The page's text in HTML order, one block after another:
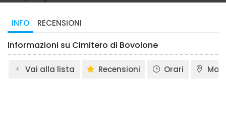
INFO RECENSIONI
Informazioni su Cimitero di Bovolone
Vai alla lista Recensioni Orari